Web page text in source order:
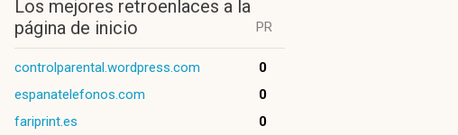
Los mejores retroenlaces a la
página de inicio
PR
controlparental.wordpress.com
0
espanatelefonos.com
0
fariprint.es
0